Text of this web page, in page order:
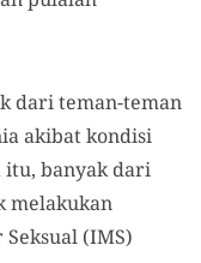
dari teman-teman
akibat kondisi
itu, banyak dari
melakukan
(IMS)